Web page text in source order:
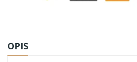
OPIS